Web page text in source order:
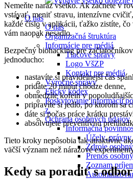
O nás
O nás
Organizačná štruktúra
Informácie pre médiá
Tlačové správy
Logo VšZP
Kontakt pre médiá
Výročné správy
Etický kódex
Poskytovanie informácií
z.
Ochrana osobných údajov
Informačná
Účely, právny
Zdroje
Prenos
Zoznam
Nemeňte naraz všetko. Ak začnete v
vstávať, meniť stravu, intenzívne
každé číslo v aplikácii, ťažko zistíte, čo
vám naopak nesadlo.
Bezpečný biohacking pre
jednoducho:
nastavíte si pravidelnejší čas
pridáte 20 minút chôdze denne,
obmedzíte kofeín v
pripravíte si jedlo, po ktorom sa
dáte si počas práce krátku
absolvujete preventívnu
Tieto kroky nepôsobia tak atraktívne
väčší význam než nárazové
Kedy sa poradiť s